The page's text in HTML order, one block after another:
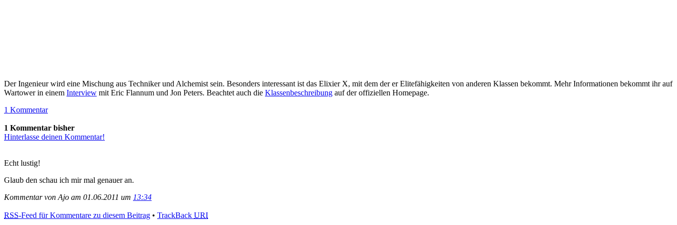
Der Ingenieur wird eine Mischung aus Techniker und Alchemist sein. Besonders interessant ist das Elixier X, mit dem der er Elitefähigkeiten von anderen Klassen bekommt. Mehr Informationen bekommt ihr auf
Wartower in einem Interview mit Eric Flannum und Jon Peters. Beachtet auch die Klassenbeschreibung auf der offiziellen Homepage.
1 Kommentar
1 Kommentar bisher
Hinterlasse deinen Kommentar!
Echt lustig!
Glaub den schau ich mir mal genauer an.
Kommentar von Ajo am 01.06.2011 um 13:34
RSS-Feed für Kommentare zu diesem Beitrag • TrackBack URI